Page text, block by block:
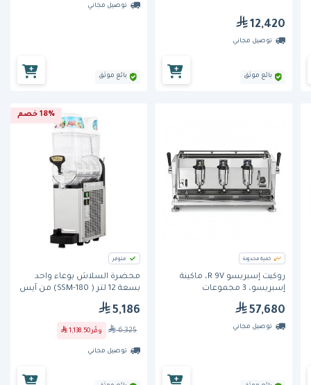
12,420
توصيل مجاني
بائع موثق
توصيل مجاني
بائع موثق
كمية محدودة
روكيت إسبريسو R 9V، ماكينة
إسبريسو، 3 مجموعات
57,680
توصيل مجاني
18% خصم
متوفر
محضرة السلاش بوعاء واحد
بسعة 12 لتر ( SSM-180) من آيس
5,186
6,325 وفّر1,138.50
توصيل مجاني